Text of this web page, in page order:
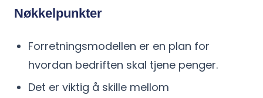
Nøkkelpunkter
Forretningsmodellen er en plan for
hvordan bedriften skal tjene penger.
Det er viktig å skille mellom